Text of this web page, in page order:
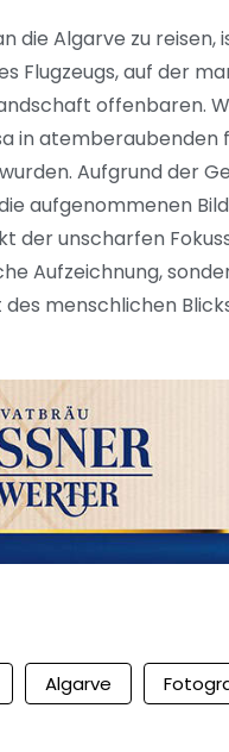
die Algarve zu
Flugzeugs, auf der
offenbaren.
in
Aufgrund der
aufgenommenen
der unscharfen
Aufzeichnung,
menschlichen
Algarve